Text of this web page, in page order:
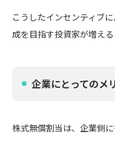
こうしたインセンティブ
成を目指す投資家が増える
企業にとってのメ
株式無償割当は、企業側